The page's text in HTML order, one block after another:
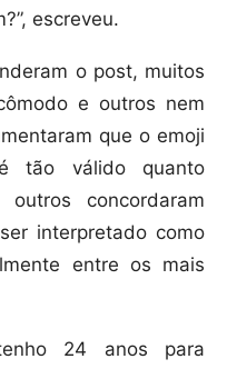
escreveu.
o post, muitos
e outros nem
que o emoji
tão válido quanto
concordaram
interpretado como
entre os mais
24 anos para